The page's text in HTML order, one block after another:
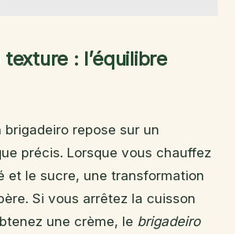
: l’équilibre
brigadeiro repose sur un
précis. Lorsque vous chauffez
et le sucre, une transformation
Si vous arrêtez la cuisson
une crème, le brigadeiro